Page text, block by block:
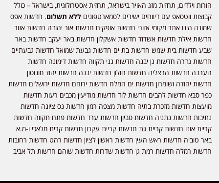
הורות וילדים, תחזית מזג האויר בישראל, תחזית אסטרולוגית, בישראל – כולל
קבוצות ווטסאפ עם דיווחים ישירים לסמארטפונים ללא תשלום. חדשות אפס
שמונה הינו אתר מקומי אזורי חדשות אופקים חדשות אור יהודה חדשות אזור
חדשות אילת חדשות אשדוד חדשות אשקלון חדשות באר יעקב חדשות באר
שבע חדשות בית שמש חדשות בת ים חדשות גבעת שמואל חדשות גבעתיים
חדשות גדרה חדשות גן יבנה חדשות גני תקווה חדשות דימונה חדשות
הערבה חדשות הרצליה חדשות חולון חדשות יבנה חדשות יהוד מונוסון
חדשות יהודה ושומרון חדשות ים המלח חדשות ירוחם חדשות ירושלים חדשות
כפר סבא חדשות להבים חדשות לוד חדשות מודיעין מכבים רעות חדשות
מועצות חדשות מזכרת בתיה חדשות מצפה רמון חדשות נס ציונה חדשות
נתיבות חדשות נתניה חדשות סביון חדשות ערד חדשות פתח תקווה חדשות
קריית אונו חדשות קריית גת חדשות קריית עקרון חדשות קרית מלאכי ו-מ.א
באר טוביה חדשות ראש העין חדשות ראשון לציון חדשות רהט חדשות רחובות
חדשות רמלה חדשות רמת גן חדשות שדרות חדשות שוהם חדשות תל אביב